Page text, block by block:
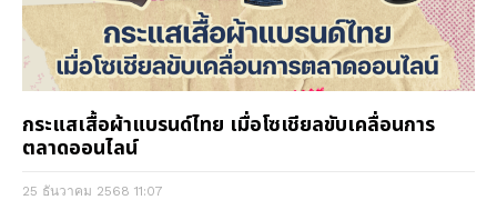
กระแสเสื้อผ้าแบรนด์ไทย เมื่อโซเชียลขับเคลื่อนการ
ตลาดออนไลน์
25 ธันวาคม 2568 11:07